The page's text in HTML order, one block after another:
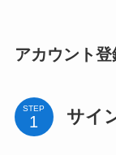
アカウント
STEP サイ